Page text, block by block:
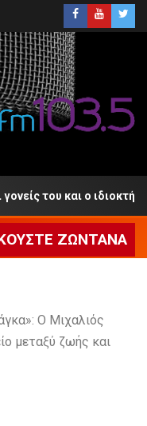
και ο ιδιοκτήτης του
ΖΩΝΤΑΝΆ
Ο Μιχαλιός
μεταξύ ζωής και